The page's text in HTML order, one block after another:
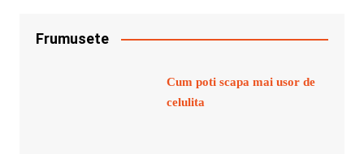
Frumusete
Cum poti scapa mai usor de
celulita